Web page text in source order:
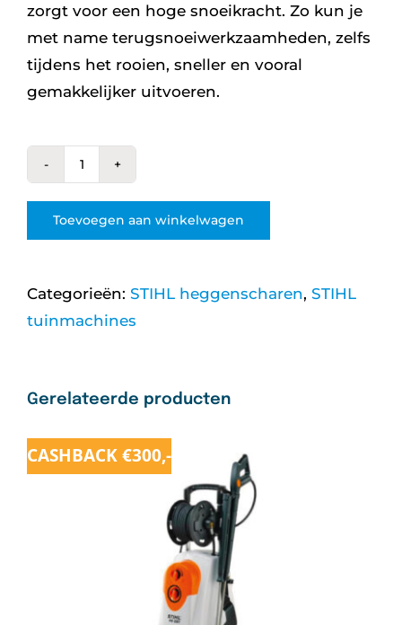
zorgt voor een hoge snoeikracht. Zo kun je
met name terugsnoeiwerkzaamheden, zelfs
tijdens het rooien, sneller en vooral
gemakkelijker uitvoeren.
94
R
Toevoegen aan winkelwagen
Categorieën: STIHL heggenscharen, STIHL
tuinmachines
Gerelateerde producten
CASHBACK €300,-